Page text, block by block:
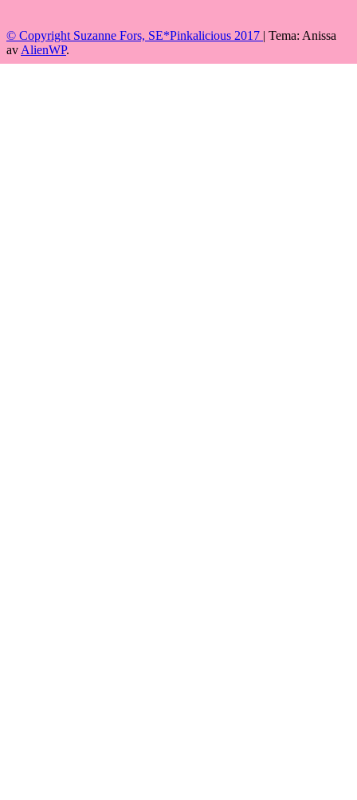
© Copyright Suzanne Fors, SE*Pinkalicious 2017 | Tema: Anissa
av AlienWP.